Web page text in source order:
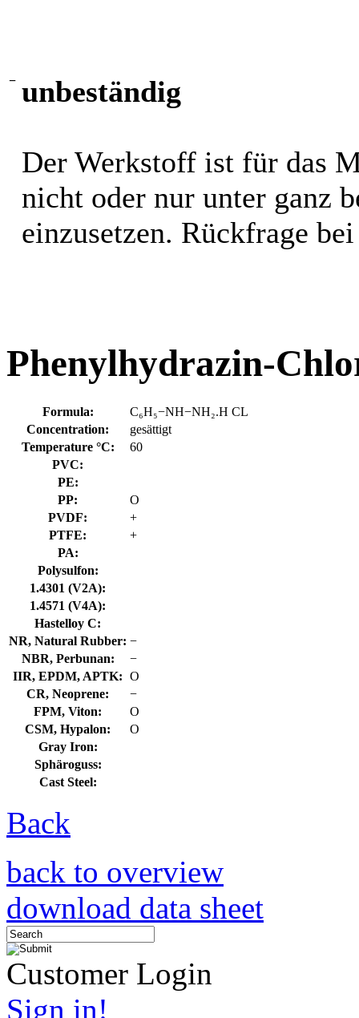
− unbeständig
Der Werkstoff ist für das
nicht oder nur unter ganz
einzusetzen. Rückfrage
Phenylhydrazin-
Formula:
C₆H₅−NH−NH₂.H CL
Concentration:
gesättigt
Temperature °C:
60
PVC:
PE:
PP:
O
PVDF:
+
PTFE:
+
PA:
Polysulfon:
1.4301 (V2A):
1.4571 (V4A):
Hastelloy C:
NR, Natural Rubber: −
NBR, Perbunan:
−
IIR, EPDM, APTK: O
CR, Neoprene:
−
FPM, Viton:
O
CSM, Hypalon:
O
Gray Iron:
Sphäroguss:
Cast Steel:
Back
back to overview
download data sheet
Customer Login
Sign in!